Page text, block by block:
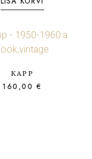
KAPP
160,00€